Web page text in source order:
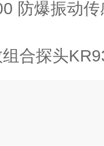
防爆振动传
合探头